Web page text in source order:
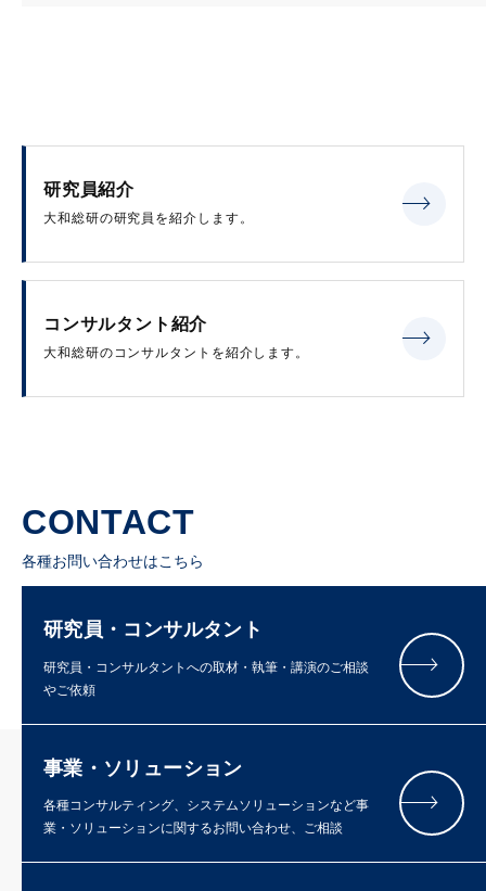
研究員紹介
大和総研の研究員を紹介します。
コンサルタント紹介
大和総研のコンサルタントを紹介します。
CONTACT
各種お問い合わせはこちら
研究員・コンサルタント
研究員・コンサルタントへの取材・執筆・講演のご相談
やご依頼
事業・ソリューション
各種コンサルティング、システムソリューションなど事
業・ソリューションに関するお問い合わせ、ご相談